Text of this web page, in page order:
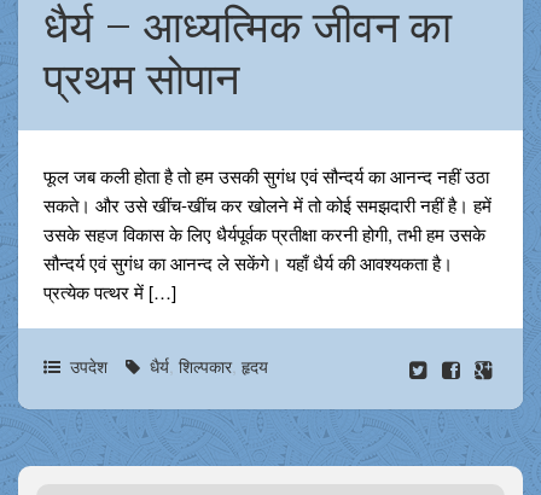
धैर्य – आध्यत्मिक जीवन का
प्रथम सोपान
फूल जब कली होता है तो हम उसकी सुगंध एवं सौन्दर्य का आनन्द नहीं उठा
सकते। और उसे खींच-खींच कर खोलने में तो कोई समझदारी नहीं है। हमें
उसके सहज विकास के लिए धैर्यपूर्वक प्रतीक्षा करनी होगी, तभी हम उसके
सौन्दर्य एवं सुगंध का आनन्द ले सकेंगे। यहाँ धैर्य की आवश्यकता है।
प्रत्येक पत्थर में […]
उपदेश धैर्य, शिल्पकार, हृदय